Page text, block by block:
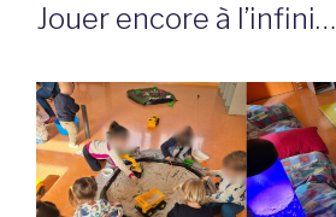
Jouer encore à l’infini…